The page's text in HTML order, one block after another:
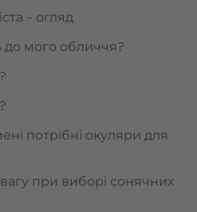
– огляд
до мого обличчя?
потрібні окуляри для
при виборі сонячних